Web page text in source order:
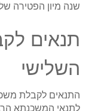
שנה מיון הפטירה
תנאים
השלישי
התנאים לקבלת
לתנאי המשכנתא